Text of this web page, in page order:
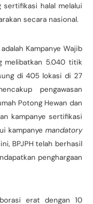
halal melalui
secara nasional.
Kampanye Wajib
melibatkan 5.040 titik
di 405 lokasi di 27
pengawasan
Potong Hewan dan
kampanye sertifikasi
kampanye mandatory
BPJPH telah berhasil
penghargaan
erat dengan 10